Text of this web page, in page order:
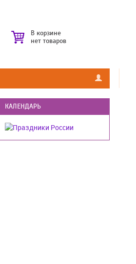
В корзине
нет товаров
КАЛЕНДАРЬ